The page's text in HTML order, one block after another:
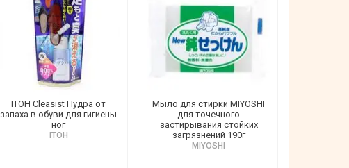
ITOH Cleasist Пудра от
запаха в обуви для гигиены
ног
ITOH
Мыло для стирки MIYOSHI
для точечного
застирывания стойких
загрязнений 190г
MIYOSHI